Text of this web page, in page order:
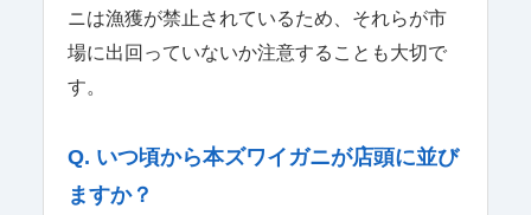
ニは漁獲が禁止されているため、それらが市
場に出回っていないか注意することも大切で
す。
Q. いつ頃から本ズワイガニが店頭に並び
ますか？